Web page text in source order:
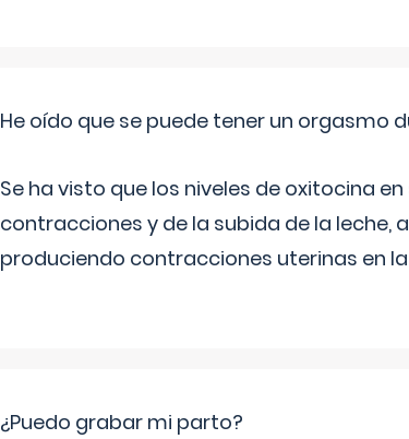
He oído que se puede tener un orgasmo
Se ha visto que los niveles de oxitocina
contracciones y de la subida de la
produciendo contracciones uterinas en
¿Puedo grabar mi parto?